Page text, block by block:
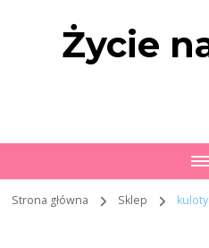
Życie
Strona główna Sklep